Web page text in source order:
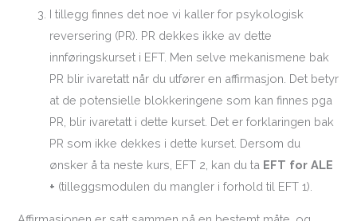
I tillegg finnes det noe vi kaller for psykologisk
reversering (PR). PR dekkes ikke av dette
innføringskurset i EFT. Men selve mekanismene bak
PR blir ivaretatt når du utfører en affirmasjon. Det betyr
at de potensielle blokkeringene som kan finnes pga
PR, blir ivaretatt i dette kurset. Det er forklaringen bak
PR som ikke dekkes i dette kurset. Dersom du
ønsker å ta neste kurs, EFT 2, kan du ta EFT for ALE
+ (tilleggsmodulen du mangler i forhold til EFT 1).